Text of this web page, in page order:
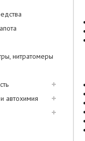
нитратомеры
автохимия